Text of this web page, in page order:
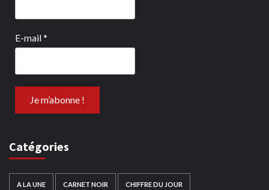
E-mail*
Catégories
A LA UNE CARNET NOIR CHIFFRE DU JOUR